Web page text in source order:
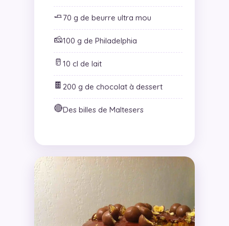
🧈70 g de beurre ultra mou
🧀100 g de Philadelphia
🥛 10 cl de lait
🍫 200 g de chocolat à dessert
🔴Des billes de Maltesers